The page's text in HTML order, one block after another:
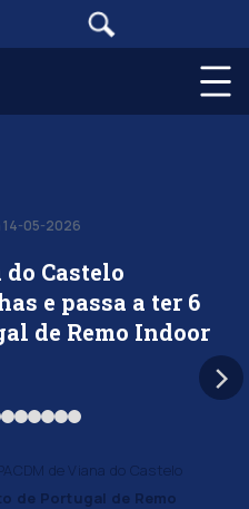
14-05-2026
do Castelo
e passa a ter 6
de Remo Indoor
de Viana do Castelo
de Portugal de Remo